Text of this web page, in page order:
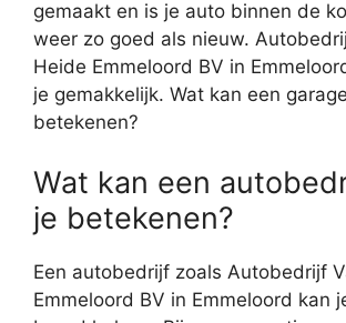
gemaakt en is je auto binnen de
weer zo goed als nieuw.
Heide Emmeloord BV in
je gemakkelijk. Wat kan een
betekenen?
Wat kan een
je betekenen?
Een autobedrijf zoals Autobedrijf
Emmeloord BV in Emmeloord kan